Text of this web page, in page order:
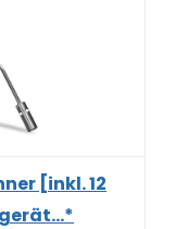
[inkl. 12